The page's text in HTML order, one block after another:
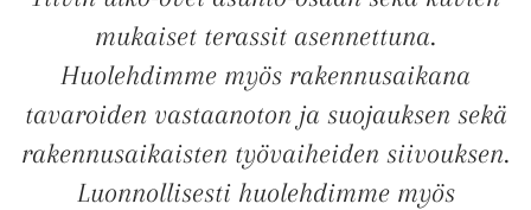
mukaiset terassit asennettuna.
Huolehdimme myös rakennusaikana
tavaroiden vastaanoton ja suojauksen sekä
rakennusaikaisten työvaiheiden siivouksen.
Luonnollisesti huolehdimme myös